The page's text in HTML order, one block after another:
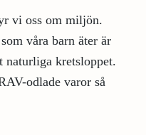
vi oss om miljön.
våra barn äter är
naturliga kretsloppet.
odlade varor så